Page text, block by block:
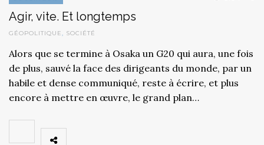
Agir, vite. Et longtemps
GÉOPOLITIQUE, SOCIÉTÉ
Alors que se termine à Osaka un G20 qui aura, une fois
de plus, sauvé la face des dirigeants du monde, par un
habile et dense communiqué, reste à écrire, et plus
encore à mettre en œuvre, le grand plan…